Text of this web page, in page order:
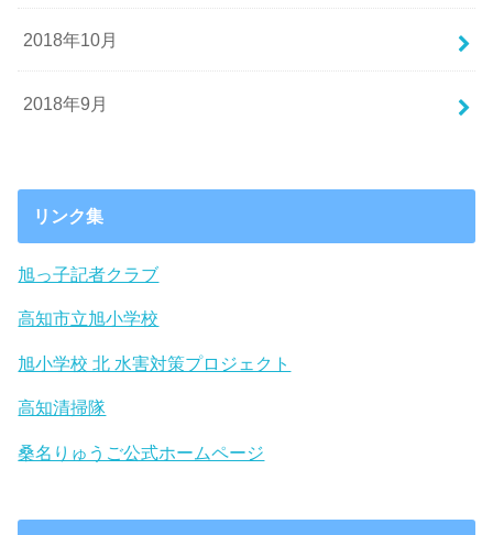
2018年10月
2018年9月
リンク集
旭っ子記者クラブ
高知市立旭小学校
旭小学校 北 水害対策プロジェクト
高知清掃隊
桑名りゅうご公式ホームページ